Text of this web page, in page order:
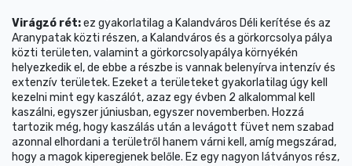
Virágzó rét:ez gyakorlatilag a Kalandváros Déli kerítése és az
Aranypatak közti részen, a Kalandváros és a görkorcsolya pálya
közti területen, valamint a görkorcsolyapálya környékén
helyezkedik el, de ebbe a részbe is vannak belenyírva intenzív és
extenzív területek. Ezeket a területeket gyakorlatilag úgy kell
kezelni mint egy kaszálót, azaz egy évben 2 alkalommal kell
kaszálni, egyszer júniusban, egyszer novemberben. Hozzá
tartozik még, hogy kaszálás után a levágott füvet nem szabad
azonnal elhordani a területről hanem várni kell, amíg megszárad,
hogy a magok kiperegjenek belőle. Ez egy nagyon látványos rész,